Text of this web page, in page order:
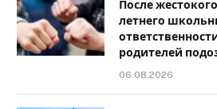
После
летнего
родителей
06.08.2026